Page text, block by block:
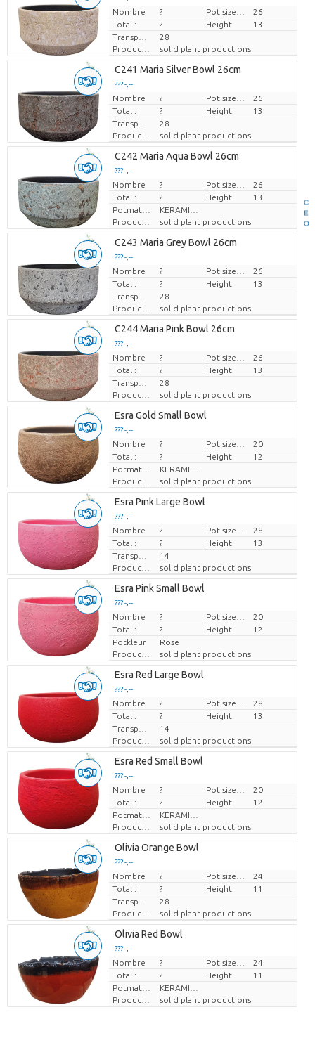
C
E
O
Prix par pièce
Nombre ?
26
Total :
? Height
13
28
Producteur
solid plant productions
C241 Maria Silver Bowl 26cm
??? -,--
Prix par pièce
Nombre ?
26
Total :
? Height
13
28
Producteur
solid plant productions
C242 Maria Aqua Bowl 26cm
??? -,--
Prix par pièce
Nombre ?
26
Total :
? Height
13
Potmateriaal
Producteur
solid plant productions
C243 Maria Grey Bowl 26cm
??? -,--
Prix par pièce
Nombre ?
26
Total :
? Height
13
28
Producteur
solid plant productions
C244 Maria Pink Bowl 26cm
??? -,--
Prix par pièce
Nombre ?
26
Total :
? Height
13
28
Producteur
solid plant productions
Esra Gold Small Bowl
??? -,--
Prix par pièce
Nombre ?
20
Total :
? Height
12
Potmateriaal
Producteur
solid plant productions
Esra Pink Large Bowl
??? -,--
Prix par pièce
Nombre ?
28
Total :
? Height
13
14
Producteur
solid plant productions
Esra Pink Small Bowl
??? -,--
Prix par pièce
Nombre ?
20
Total :
? Height
12
Potkleur
Rose
Producteur
solid plant productions
Esra Red Large Bowl
??? -,--
Prix par pièce
Nombre ?
28
Total :
? Height
13
14
Producteur
solid plant productions
Esra Red Small Bowl
??? -,--
Prix par pièce
Nombre ?
20
Total :
? Height
12
Potmateriaal
Producteur
solid plant productions
Olivia Orange Bowl
??? -,--
Prix par pièce
Nombre ?
24
Total :
? Height
11
28
Producteur
solid plant productions
Olivia Red Bowl
??? -,--
Prix par pièce
Nombre ?
24
Total :
? Height
11
Potmateriaal
Producteur
solid plant productions